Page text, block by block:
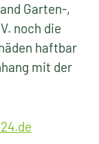
Garten-,
noch die
haftbar
mit der